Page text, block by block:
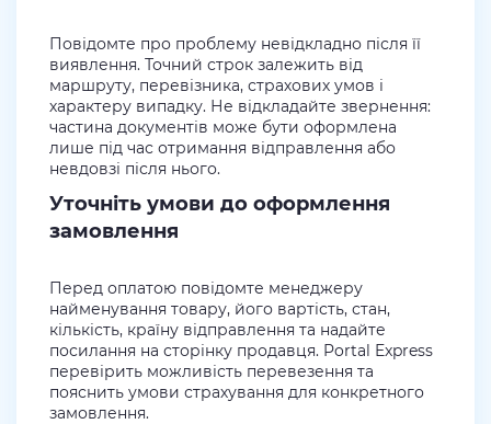
Повідомте про проблему невідкладно після її
виявлення. Точний строк залежить від
маршруту, перевізника, страхових умов і
характеру випадку. Не відкладайте звернення:
частина документів може бути оформлена
лише під час отримання відправлення або
невдовзі після нього.
Уточніть умови до оформлення
замовлення
Перед оплатою повідомте менеджеру
найменування товару, його вартість, стан,
кількість, країну відправлення та надайте
посилання на сторінку продавця. Portal Express
перевірить можливість перевезення та
пояснить умови страхування для конкретного
замовлення.